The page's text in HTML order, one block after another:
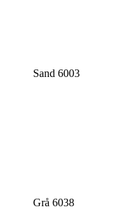
Sand 6003
Grå 6038